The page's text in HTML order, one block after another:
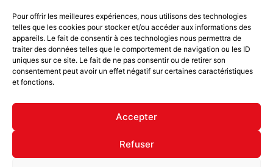
Pour offrir les meilleures expériences, nous utilisons des technologies
telles que les cookies pour stocker et/ou accéder aux informations des
appareils. Le fait de consentir à ces technologies nous permettra de
traiter des données telles que le comportement de navigation ou les ID
uniques sur ce site. Le fait de ne pas consentir ou de retirer son
consentement peut avoir un effet négatif sur certaines caractéristiques
et fonctions.
Accepter
Refuser
2022, et à Colmar, Vignoble et Plaine depuis 2023.
SUIVEZ-NOUS